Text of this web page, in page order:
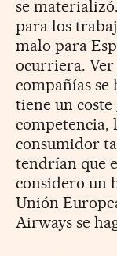
se
para los
malo para
ocurriera. Ver
compañías se
tiene un coste
competencia,
consumidor
tendrían que
considero un
Unión
Airways se